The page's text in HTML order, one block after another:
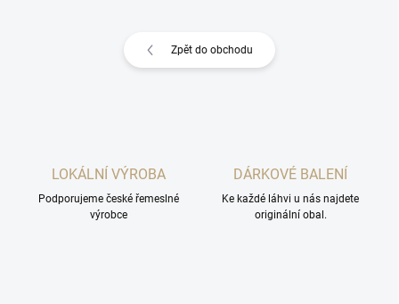
Zpět do obchodu
LOKÁLNÍ VÝROBA
Podporujeme české řemeslné
výrobce
DÁRKOVÉ BALENÍ
Ke každé láhvi u nás najdete
originální obal.